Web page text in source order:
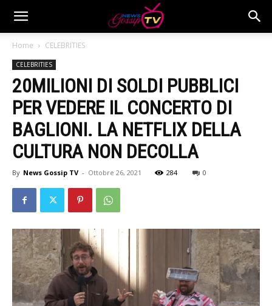
Home CELEBRITIES
CELEBRITIES
20MILIONI DI SOLDI PUBBLICI
PER VEDERE IL CONCERTO DI
BAGLIONI. LA NETFLIX DELLA
CULTURA NON DECOLLA
By News Gossip TV - Ottobre 26, 2021 284 0